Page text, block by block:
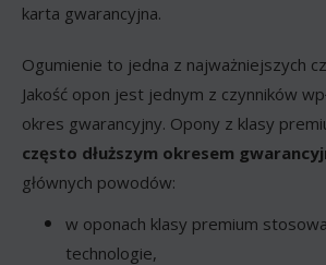
karta gwarancyjna.
Ogumienie to jedna z najważniejszych
Jakość opon jest jednym z czynników
okres gwarancyjny. Opony z klasy
często dłuższym okresem
głównych powodów:
w oponach klasy premium
technologie,